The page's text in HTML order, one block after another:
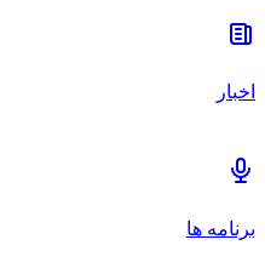
اخبار
برنامه ها